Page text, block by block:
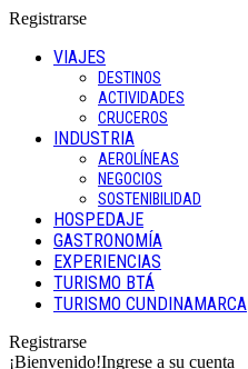
Registrarse
VIAJES
DESTINOS
ACTIVIDADES
CRUCEROS
INDUSTRIA
AEROLÍNEAS
NEGOCIOS
SOSTENIBILIDAD
HOSPEDAJE
GASTRONOMÍA
EXPERIENCIAS
TURISMO BTÁ
TURISMO CUNDINAMARCA
Registrarse
¡Bienvenido!Ingrese a su cuenta